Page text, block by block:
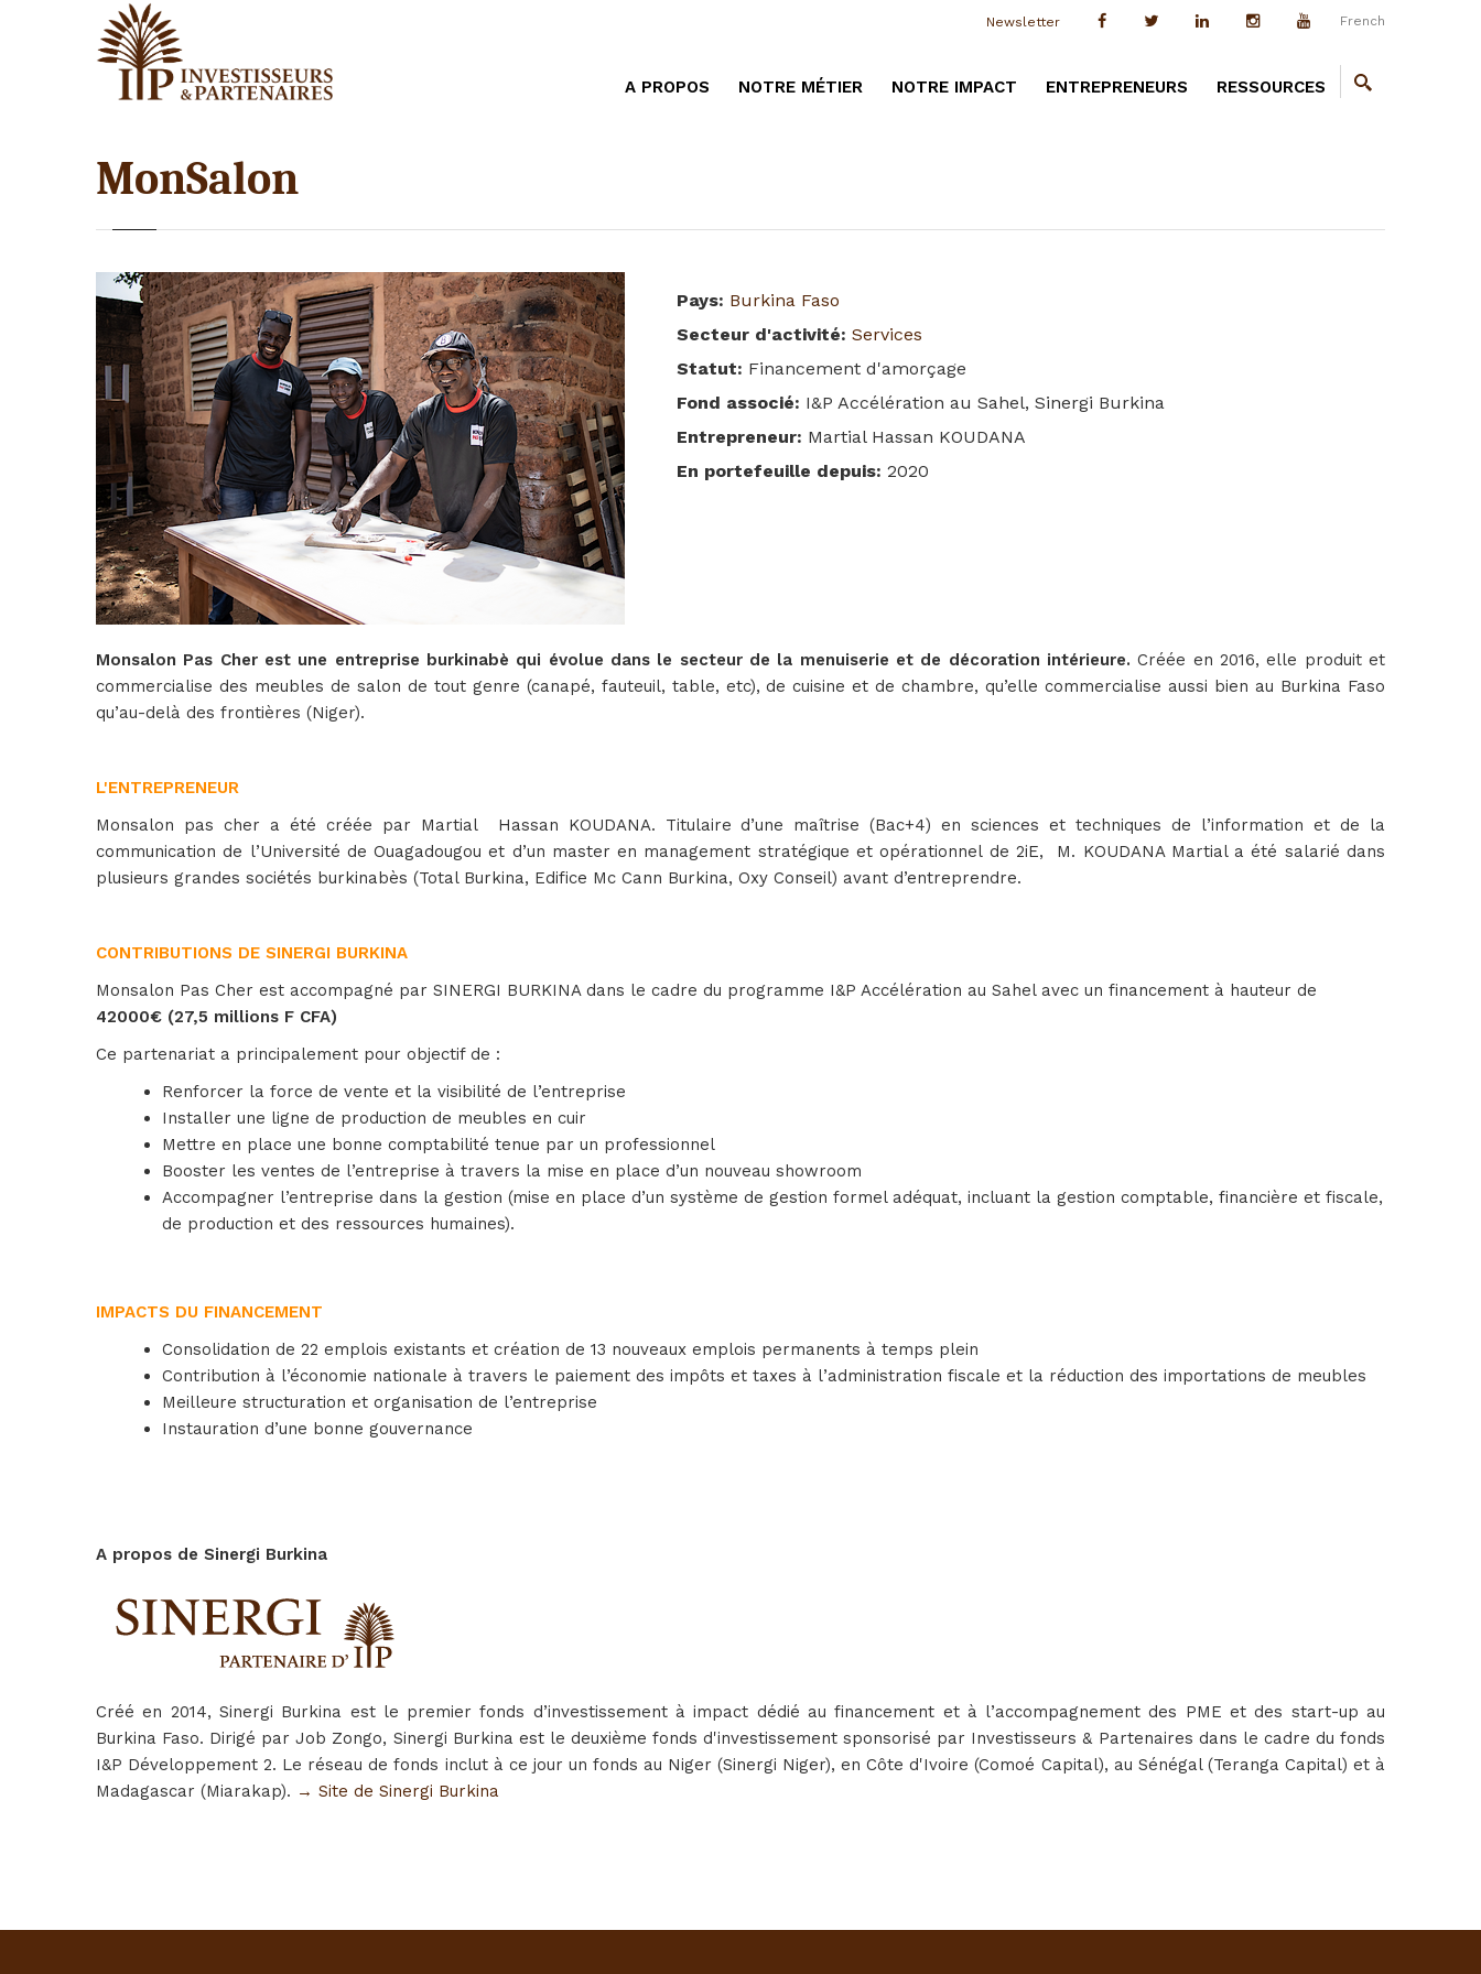
French
Newsletter
A PROPOS NOTRE MÉTIER NOTRE IMPACT ENTREPRENEURS RESSOURCES
MonSalon
Pays: Burkina Faso
Secteur d'activité: Services
Statut: Financement d'amorçage
Fond associé: I&P Accélération au Sahel, Sinergi Burkina
Entrepreneur: Martial Hassan KOUDANA
En portefeuille depuis: 2020
Monsalon Pas Cher est une entreprise burkinabè qui évolue dans le secteur de la menuiserie et de décoration intérieure.Créée en 2016, elle produit et
commercialise des meubles de salon de tout genre (canapé, fauteuil, table, etc), de cuisine et de chambre, qu’elle commercialise aussi bien au Burkina Faso
qu’au-delà des frontières (Niger).
L'ENTREPRENEUR
Monsalon pas cher a été créée par Martial Hassan KOUDANA. Titulaire d’une maîtrise (Bac+4) en sciences et techniques de l’information et de la
communication de l’Université de Ouagadougou et d’un master en management stratégique et opérationnel de 2iE, M. KOUDANA Martial a été salarié dans
plusieurs grandes sociétés burkinabès (Total Burkina, Edifice Mc Cann Burkina, Oxy Conseil) avant d’entreprendre.
CONTRIBUTIONS DE SINERGI BURKINA
Monsalon Pas Cher est accompagné par SINERGI BURKINA dans le cadre du programme I&P Accélération au Sahel avec un financement à hauteur de
42000€ (27,5 millions F CFA)
Ce partenariat a principalement pour objectif de :
Renforcer la force de vente et la visibilité de l’entreprise
Installer une ligne de production de meubles en cuir
Mettre en place une bonne comptabilité tenue par un professionnel
Booster les ventes de l’entreprise à travers la mise en place d’un nouveau showroom
Accompagner l’entreprise dans la gestion (mise en place d’un système de gestion formel adéquat, incluant la gestion comptable, financière et fiscale,
de production et des ressources humaines).
IMPACTS DU FINANCEMENT
Consolidation de 22 emplois existants et création de 13 nouveaux emplois permanents à temps plein
Contribution à l’économie nationale à travers le paiement des impôts et taxes à l’administration fiscale et la réduction des importations de meubles
Meilleure structuration et organisation de l’entreprise
Instauration d’une bonne gouvernance
A propos de Sinergi Burkina
Créé en 2014, Sinergi Burkina est le premier fonds d’investissement à impact dédié au financement et à l’accompagnement des PME et des start-up au
Burkina Faso. Dirigé par Job Zongo, Sinergi Burkina est le deuxième fonds d'investissement sponsorisé par Investisseurs & Partenaires dans le cadre du fonds
I&P Développement 2. Le réseau de fonds inclut à ce jour un fonds au Niger (Sinergi Niger), en Côte d'Ivoire (Comoé Capital), au Sénégal (Teranga Capital) et à
Madagascar (Miarakap). → Site de Sinergi Burkina